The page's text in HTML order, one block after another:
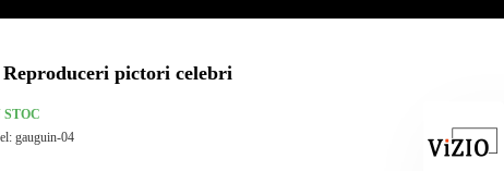
pictori celebri
STOC
gauguin-04